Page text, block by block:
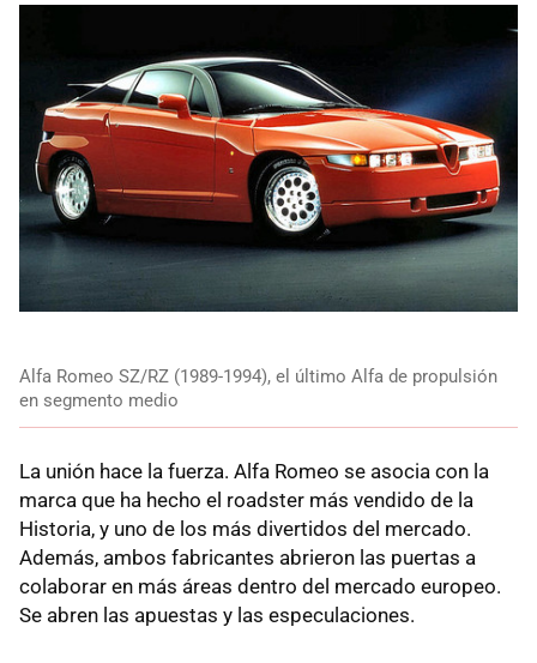
Alfa Romeo SZ/RZ (1989-1994), el último Alfa de propulsión
en segmento medio
La unión hace la fuerza. Alfa Romeo se asocia con la
marca que ha hecho el roadster más vendido de la
Historia, y uno de los más divertidos del mercado.
Además, ambos fabricantes abrieron las puertas a
colaborar en más áreas dentro del mercado europeo.
Se abren las apuestas y las especulaciones.